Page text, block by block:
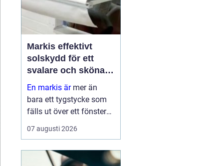
Markis effektivt
solskydd för ett
svalare och skönare
hem
En markis ärmer än
bara ett tygstycke som
fälls ut över ett fönster
eller en altan. Rätt utvalt
solskydd kan sänka
skydda möbler och golv
07 augusti 2026